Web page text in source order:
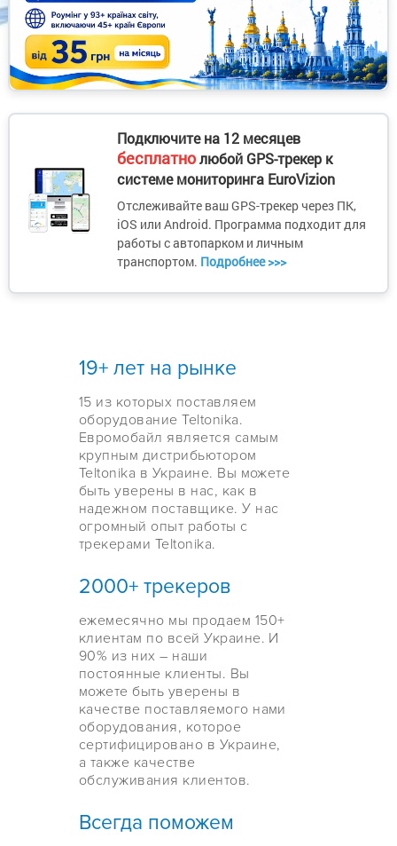
Подключите на 12 месяцев
бесплатнолюбой GPS-трекер к
системе мониторинга EuroVizion
Отслеживайте ваш GPS-трекер через ПК,
iOS или Android. Программа подходит для
работы с автопарком и личным
транспортом. Подробнее >>>
19+ лет на рынке
15 из которых поставляем
оборудование Teltonika.
Евромобайл является самым
крупным дистрибьютором
Teltonika в Украине. Вы можете
быть уверены в нас, как в
надежном поставщике. У нас
огромный опыт работы с
трекерами Teltonika.
2000+ трекеров
ежемесячно мы продаем 150+
клиентам по всей Украине. И
90% из них – наши
постоянные клиенты. Вы
можете быть уверены в
качестве поставляемого нами
оборудования, которое
сертифицировано в Украине,
а также качестве
обслуживания клиентов.
Всегда поможем